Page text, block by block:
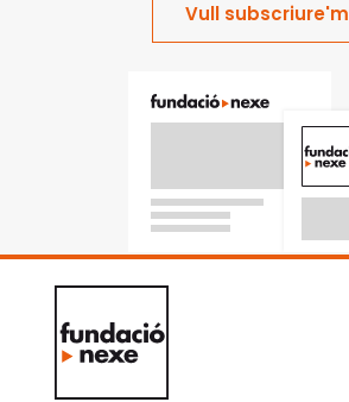
Vull subscriure'm